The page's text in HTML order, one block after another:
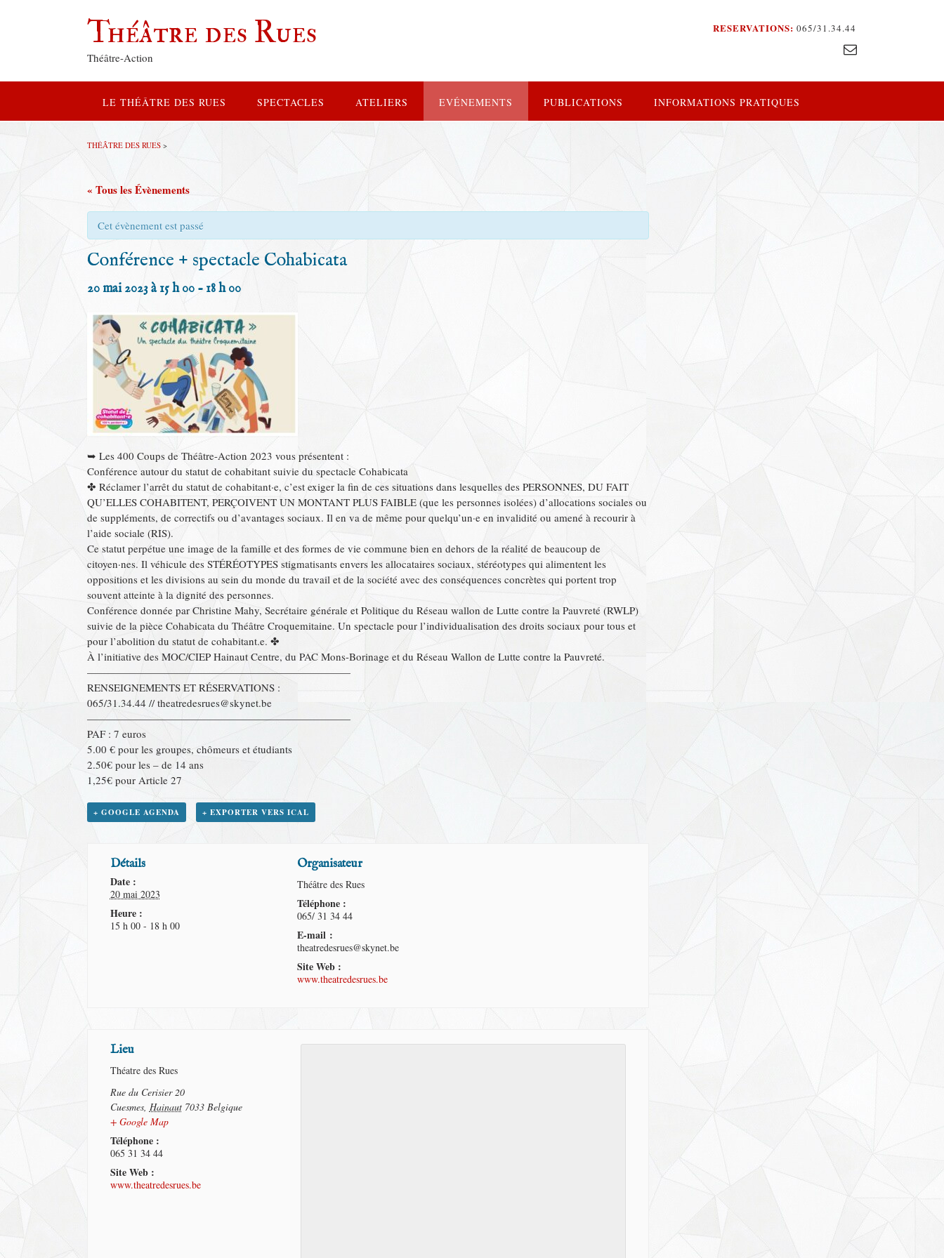
Théâtre des Rues
Théâtre-Action
RESERVATIONS: 065/31.34.44
LE THÉÂTRE DES RUES SPECTACLES ATELIERS EVÉNEMENTS PUBLICATIONS INFORMATIONS PRATIQUES
THÉÂTRE DES RUES >
« Tous les Évènements
Cet évènement est passé
Conférence + spectacle Cohabicata
20 mai 2023 à 15 h 00 - 18 h 00
➥ Les 400 Coups de Théâtre-Action 2023 vous présentent :
Conférence autour du statut de cohabitant suivie du spectacle Cohabicata
✤ Réclamer l’arrêt du statut de cohabitant·e, c’est exiger la fin de ces situations dans lesquelles des PERSONNES, DU FAIT
QU’ELLES COHABITENT, PERÇOIVENT UN MONTANT PLUS FAIBLE (que les personnes isolées) d’allocations sociales ou
de suppléments, de correctifs ou d’avantages sociaux. Il en va de même pour quelqu’un·e en invalidité ou amené à recourir à
l’aide sociale (RIS).
Ce statut perpétue une image de la famille et des formes de vie commune bien en dehors de la réalité de beaucoup de
citoyen·nes. Il véhicule des STÉRÉOTYPES stigmatisants envers les allocataires sociaux, stéréotypes qui alimentent les
oppositions et les divisions au sein du monde du travail et de la société avec des conséquences concrètes qui portent trop
souvent atteinte à la dignité des personnes.
Conférence donnée par Christine Mahy, Secrétaire générale et Politique du Réseau wallon de Lutte contre la Pauvreté (RWLP)
suivie de la pièce Cohabicata du Théâtre Croquemitaine. Un spectacle pour l’individualisation des droits sociaux pour tous et
pour l’abolition du statut de cohabitant.e. ✤
À l’initiative des MOC/CIEP Hainaut Centre, du PAC Mons-Borinage et du Réseau Wallon de Lutte contre la Pauvreté.
—————————————————————————
RENSEIGNEMENTS ET RÉSERVATIONS :
065/31.34.44 // theatredesrues@skynet.be
—————————————————————————
PAF : 7 euros
5.00 € pour les groupes, chômeurs et étudiants
2.50€ pour les – de 14 ans
1,25€ pour Article 27
+ GOOGLE AGENDA + EXPORTER VERS ICAL
Détails
Date :
20 mai 2023
Heure :
15 h 00 - 18 h 00
Organisateur
Théâtre des Rues
Téléphone :
065/ 31 34 44
E-mail :
theatredesrues@skynet.be
Site Web :
www.theatredesrues.be
Lieu
Théatre des Rues
Rue du Cerisier 20
Cuesmes, Hainaut 7033 Belgique
+ Google Map
Téléphone :
065 31 34 44
Site Web :
www.theatredesrues.be